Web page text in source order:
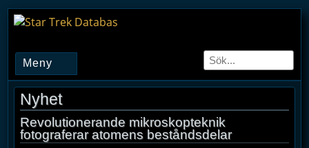
Nyhet
Revolutionerande mikroskopteknik
fotograferar atomens beståndsdelar
Meny